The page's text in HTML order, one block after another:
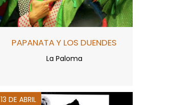
PAPANATA Y LOS DUENDES
La Paloma
13 DE ABRIL